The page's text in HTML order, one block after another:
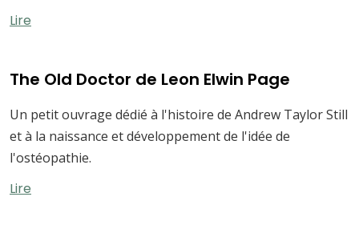
Lire
The Old Doctor de Leon Elwin Page
Un petit ouvrage dédié à l'histoire de Andrew Taylor Still
et à la naissance et développement de l'idée de
l'ostéopathie.
Lire